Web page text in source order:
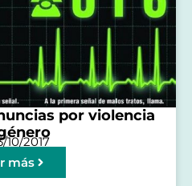
por violencia
10/2017
más